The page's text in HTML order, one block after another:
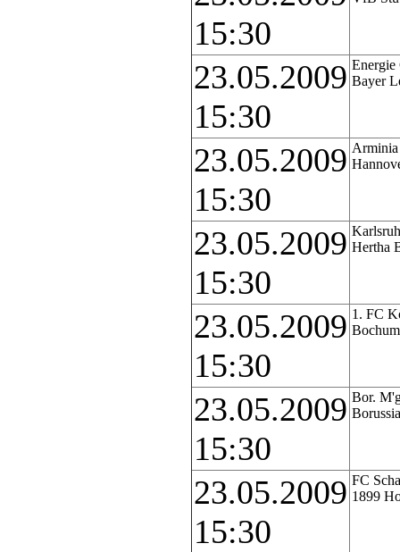
15:30
23.05.2009
15:30
Energie
Bayer
23.05.2009
15:30
23.05.2009
15:30
Hertha
23.05.2009
15:30
1. FC
Bochum
23.05.2009
15:30
Bor.
23.05.2009
15:30
FC
1899